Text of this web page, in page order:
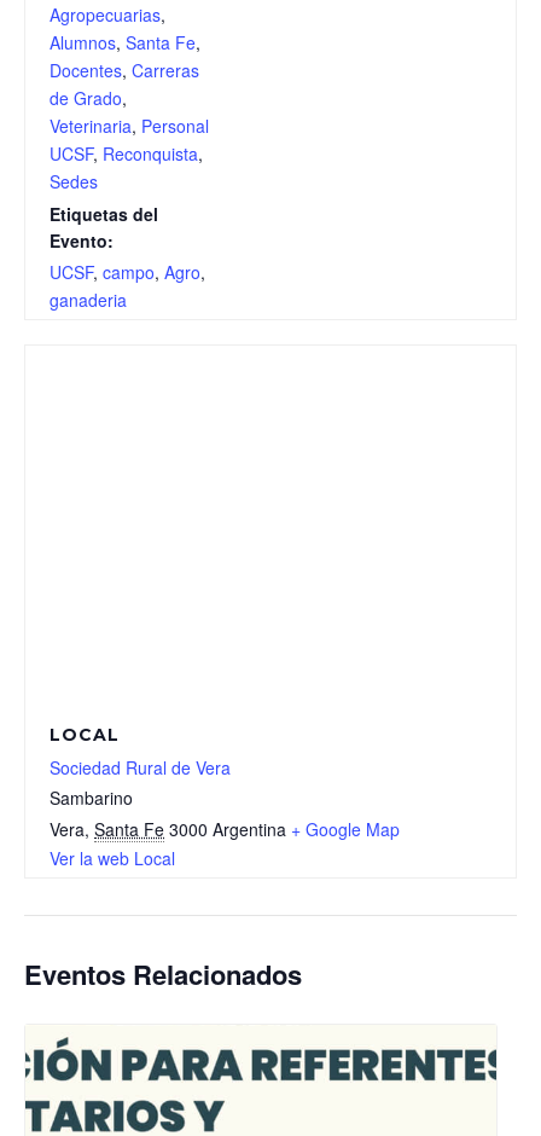
Agropecuarias,
Alumnos, Santa Fe,
Docentes, Carreras
de Grado,
Veterinaria, Personal
UCSF, Reconquista,
Sedes
Etiquetas del
Evento:
UCSF, campo, Agro,
ganaderia
LOCAL
Sociedad Rural de Vera
Sambarino
Vera, Santa Fe 3000 Argentina + Google Map
Ver la web Local
Eventos Relacionados